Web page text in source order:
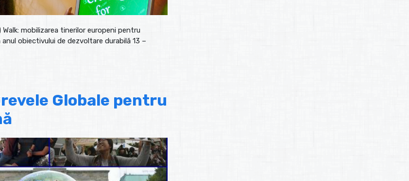
mobilizarea tinerilor europeni pentru
obiectivului de dezvoltare durabilă 13 –
Globale pentru